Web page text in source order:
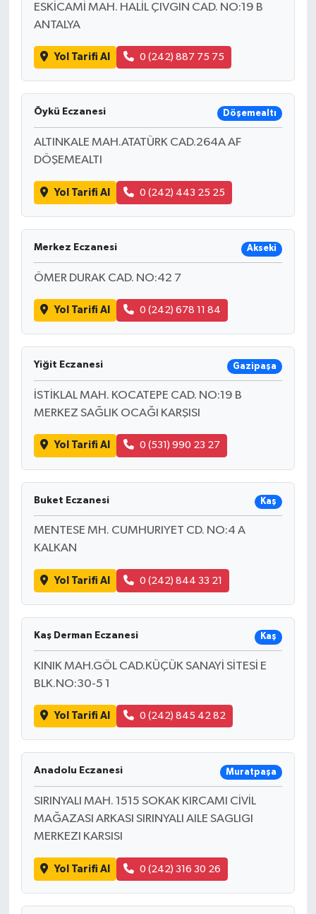
ESKİCAMİ MAH. HALİL ÇIVGIN CAD. NO:19 B
ANTALYA
Yol Tarifi Al 0 (242) 887 75 75
Öykü Eczanesi Döşemealtı
ALTINKALE MAH.ATATÜRK CAD.264A AF
DÖŞEMEALTI
Yol Tarifi Al 0 (242) 443 25 25
Merkez Eczanesi Akseki
ÖMER DURAK CAD. NO:42 7
Yol Tarifi Al 0 (242) 678 11 84
Yiğit Eczanesi Gazipaşa
İSTİKLAL MAH. KOCATEPE CAD. NO:19 B
MERKEZ SAĞLIK OCAĞI KARŞISI
Yol Tarifi Al 0 (531) 990 23 27
Buket Eczanesi Kaş
MENTESE MH. CUMHURIYET CD. NO:4 A
KALKAN
Yol Tarifi Al 0 (242) 844 33 21
Kaş Derman Eczanesi Kaş
KINIK MAH.GÖL CAD.KÜÇÜK SANAYİ SİTESİ E
BLK.NO:30-5 1
Yol Tarifi Al 0 (242) 845 42 82
Anadolu Eczanesi Muratpaşa
SIRINYALI MAH. 1515 SOKAK KIRCAMI CİVİL
MAĞAZASI ARKASI SIRINYALI AILE SAGLIGI
MERKEZI KARSISI
Yol Tarifi Al 0 (242) 316 30 26